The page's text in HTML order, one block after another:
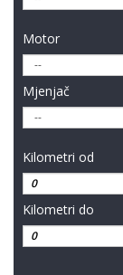
Motor
Mjenjač
Kilometri od
Kilometri do